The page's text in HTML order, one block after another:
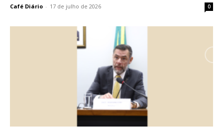
Café Diário - 17 de julho de 2026 0